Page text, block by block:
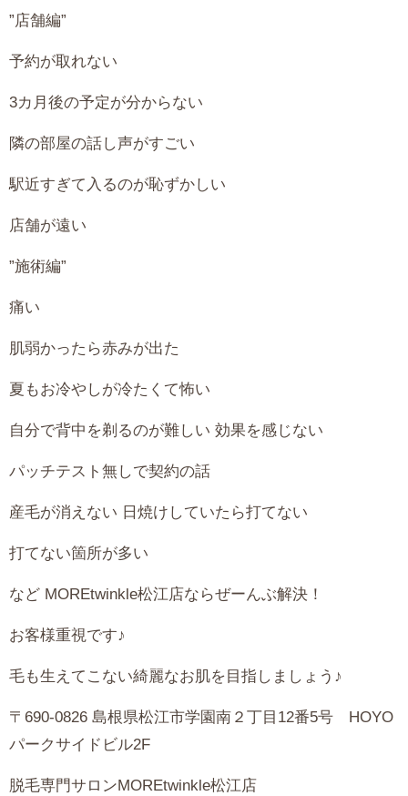
”店舗編”
予約が取れない
3カ月後の予定が分からない
隣の部屋の話し声がすごい
駅近すぎて入るのが恥ずかしい
店舗が遠い
”施術編”
痛い
肌弱かったら赤みが出た
夏もお冷やしが冷たくて怖い
自分で背中を剃るのが難しい 効果を感じない
パッチテスト無しで契約の話
産毛が消えない 日焼けしていたら打てない
打てない箇所が多い
など MOREtwinkle松江店ならぜーんぶ解決！
お客様重視です♪
毛も生えてこない綺麗なお肌を目指しましょう♪
〒690-0826 島根県松江市学園南２丁目12番5号 HOYO
パークサイドビル2F
脱毛専門サロンMOREtwinkle松江店